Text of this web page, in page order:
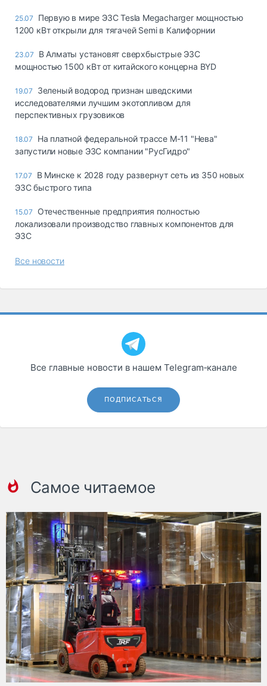
25.07
Первую в мире ЭЗС Tesla Megacharger мощностью
1200 кВт открыли для тягачей Semi в Калифорнии
23.07
В Алматы установят сверхбыстрые ЭЗС
мощностью 1500 кВт от китайского концерна BYD
19.07
Зеленый водород признан шведскими
исследователями лучшим экотопливом для
перспективных грузовиков
18.07
На платной федеральной трассе М-11 "Нева"
запустили новые ЭЗС компании "РусГидро"
17.07
В Минске к 2028 году развернут сеть из 350 новых
ЭЗС быстрого типа
15.07
Отечественные предприятия полностью
локализовали производство главных компонентов для
ЭЗС
Все новости
Все главные новости в нашем Telegram‑канале
ПОДПИСАТЬСЯ
Самое читаемое